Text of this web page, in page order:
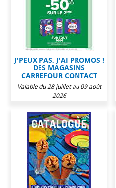
J'PEUX PAS, J'AI PROMOS !
DES MAGASINS
CARREFOUR CONTACT
Valable du 28 juillet au 09 août
2026